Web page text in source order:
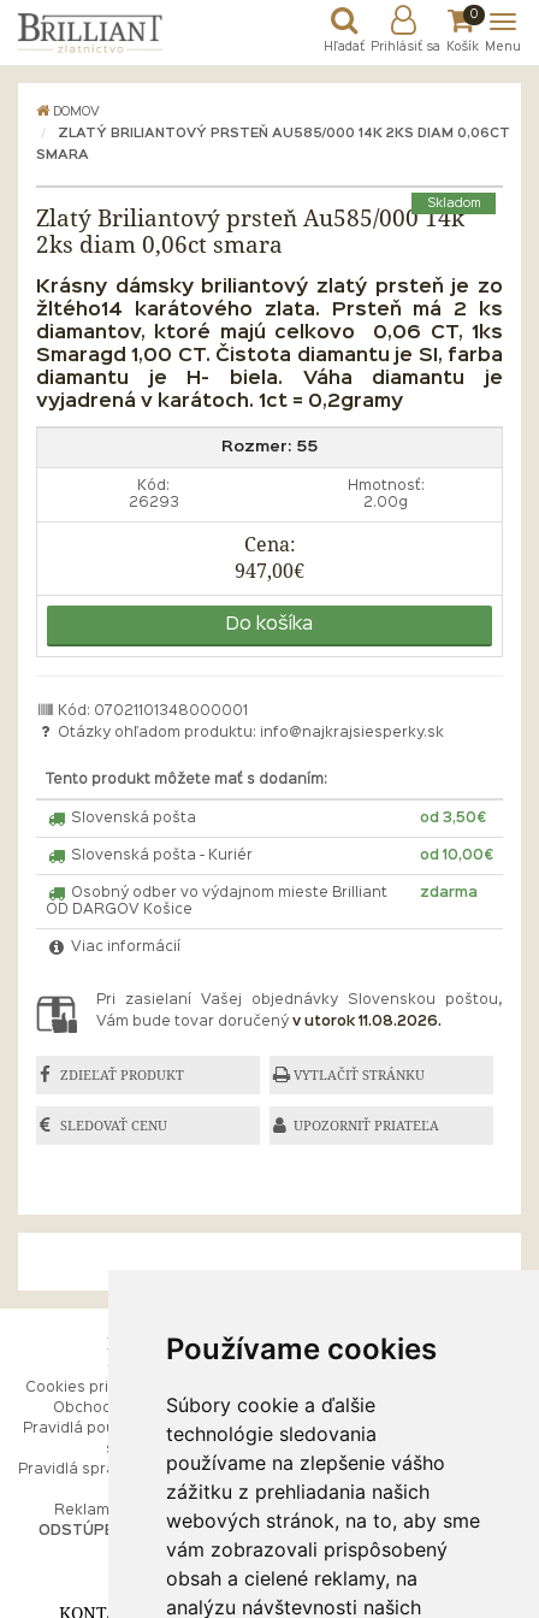
Používame cookies
Súbory cookie a ďalšie
technológie sledovania
používame na zlepšenie vášho
zážitku z prehliadania našich
webových stránok, na to, aby sme
vám zobrazovali prispôsobený
obsah a cielené reklamy, na
analýzu návštevnosti našich
Hľadať Prihlásiť sa
0
Košík Menu
DOMOV
ZLATÝ BRILIANTOVÝ PRSTEŇ AU585/000 14K 2KS DIAM 0,06CT
SMARA
Skladom
Zlatý Briliantový prsteň Au585/000 14k
2ks diam 0,06ct smara
Krásny dámsky briliantový zlatý prsteň je zo
žltého14 karátového zlata. Prsteň má 2 ks
diamantov, ktoré majú celkovo 0,06 CT, 1ks
Smaragd 1,00 CT. Čistota diamantu je SI, farba
diamantu je H- biela. Váha diamantu je
vyjadrená v karátoch. 1ct = 0,2gramy
Rozmer: 55
Kód:
26293
Hmotnosť:
2.00g
Cena:
947,00€
Do košíka
Kód: 07021101348000001
Otázky ohľadom produktu:
info@najkrajsiesperky.sk
Tento produkt môžete mať s dodaním:
Slovenská pošta od 3,50€
Slovenská pošta - Kuriér od 10,00€
Osobný odber vo výdajnom mieste Brilliant
OD DARGOV Košice
zdarma
Viac informácií
Pri zasielaní Vašej objednávky Slovenskou poštou,
Vám bude tovar doručený v utorok 11.08.2026.
ZDIEĽAŤ PRODUKT VYTLAČIŤ STRÁNKU
SLEDOVAŤ CENU UPOZORNIŤ PRIATEĽA
ESHOP
Cookies pri prezeraní stránok
Obchodné podmienky
Pravidlá používania webových
stránok
Pravidlá spracúvania osobných
Reklamačný poriadok
ODSTÚPENIE OD ZMLUVY
RÝCHLE MENU
Ako balíme Vaše šperky
Kontaktujte nás
PORADŇA
Ako nakupovať
O drahých kovoch
Doprava a poštovné
KONTAKT NA NÁS